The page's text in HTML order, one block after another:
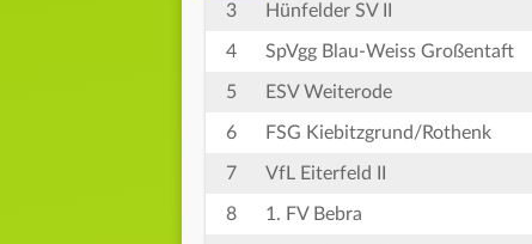
3 Hünfelder SV II
4 SpVgg Blau-Weiss Großentaft
5 ESV Weiterode
6 FSG Kiebitzgrund/Rothenk
7 VfL Eiterfeld II
8 1. FV Bebra